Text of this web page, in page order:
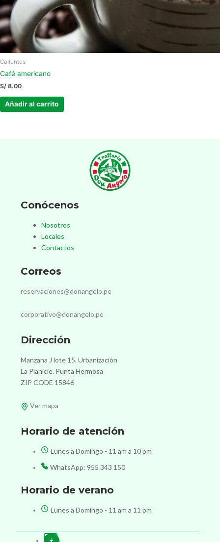
Calientes
Café americano
S/ 8.00
Añadir al carrito
Conócenos
Nosotros
Locales
Contactos
Correos
reservaciones@donangelo.pe
corporativo@donangelo.pe
Dirección
Manzana J lote 15. Urbanización
La Planicie. Punta Hermosa
ZIP CODE 15846
Ver mapa
Horario de atención
Lunes a Domingo - 11 am a 10 pm
WhatsApp: 955 343 150
Horario de verano
Lunes a Domingo - 11 am a 11 pm